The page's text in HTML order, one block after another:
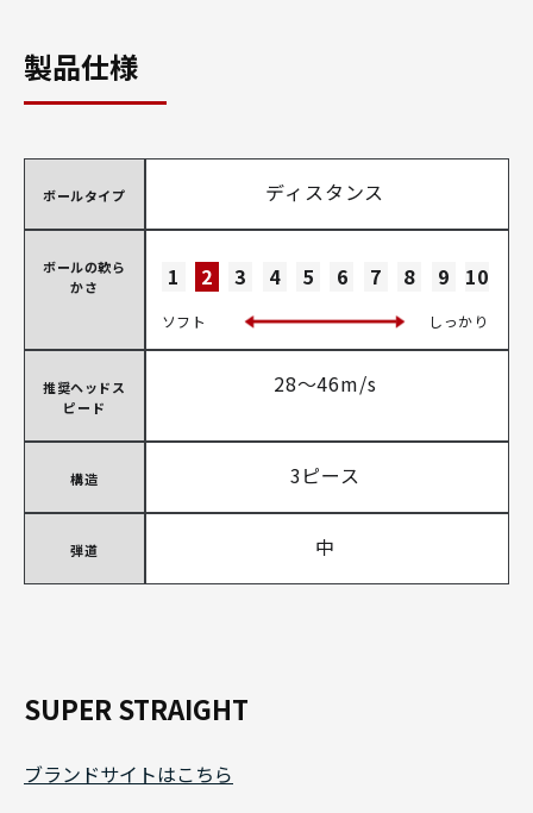
製品仕様
ボールタイプ ディスタンス
ボールの軟ら
かさ
1 2 3 4 5 6 7 8 9 10
ソフト しっかり
推奨ヘッドス
ピード
28～46m/s
構造 3ピース
弾道 中
SUPER STRAIGHT
ブランドサイトはこちら